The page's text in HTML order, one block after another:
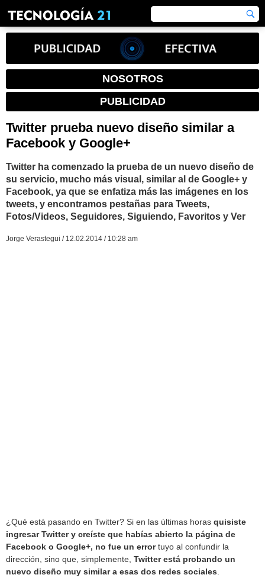
NOSOTROS
PUBLICIDAD
Twitter prueba nuevo diseño similar a
Facebook y Google+
Twitter ha comenzado la prueba de un nuevo diseño de
su servicio, mucho más visual, similar al de Google+ y
Facebook, ya que se enfatiza más las imágenes en los
tweets, y encontramos pestañas para Tweets,
Fotos/Videos, Seguidores, Siguiendo, Favoritos y Ver
Jorge Verastegui / 12.02.2014 / 10:28 am
¿Qué está pasando en Twitter? Si en las últimas horas quisiste
ingresar Twitter y creíste que habías abierto la página de
Facebook o Google+, no fue un errortuyo al confundir la
dirección, sino que, simplemente, Twitter está probando un
nuevo diseño muy similar a esas dos redes sociales